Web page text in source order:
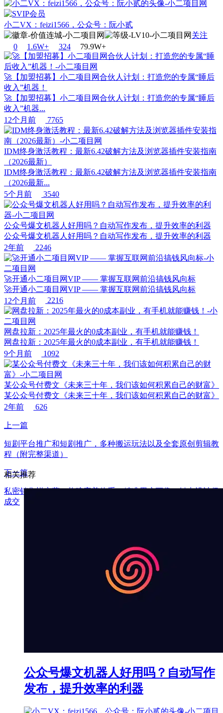
小二VX：feizi1566，公众号：阮小贰
关注
0
1.6W+ 324 79.9W+
🚀【加盟招募】小二项目网合伙人计划：打造您的专属“睡后
收入”机器！
🚀【加盟招募】小二项目网合伙人计划：打造您的专属“睡后
收入”机器...
12个月前
7765
IDM终身激活教程：最新6.42破解方法及浏览器插件安装指南
（2026最新）
IDM终身激活教程：最新6.42破解方法及浏览器插件安装指南
（2026最新...
5个月前
3540
公众号爆文机器人好用吗？自动写作发布，提升效率的利器
公众号爆文机器人好用吗？自动写作发布，提升效率的利器
2年前
2246
🚀开通小二项目网VIP —— 掌握互联网前沿搞钱风向标
🚀开通小二项目网VIP —— 掌握互联网前沿搞钱风向标
12个月前
2216
网盘拉新：2025年最火的0成本副业，有手机就能赚钱！
网盘拉新：2025年最火的0成本副业，有手机就能赚钱！
9个月前
1092
某公众号付费文《未来三十年，我们该如何积累自己的财富》
某公众号付费文《未来三十年，我们该如何积累自己的财富》
2年前
626
上一篇
短剧平台推广和短剧推广，多种搬运玩法以及全套原创剪辑教
程（附完整渠道）
下一篇
私密销售蜕变营：构建完善体系，精准用户画像，触点设计促
成交
相关推荐
公众号爆文机器人好用吗？自动写作
发布，提升效率的利器